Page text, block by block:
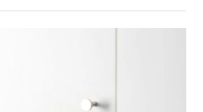
démonstration d’un panier à clipser
36x26x14 cm